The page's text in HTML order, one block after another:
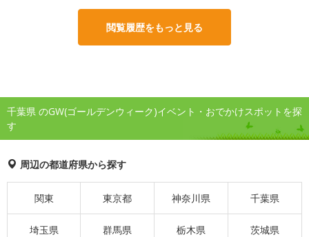
閲覧履歴をもっと見る
千葉県 のGW(ゴールデンウィーク)イベント・おでかけスポットを探
す
周辺の都道府県から探す
関東 東京都 神奈川県 千葉県
埼玉県 群馬県 栃木県 茨城県